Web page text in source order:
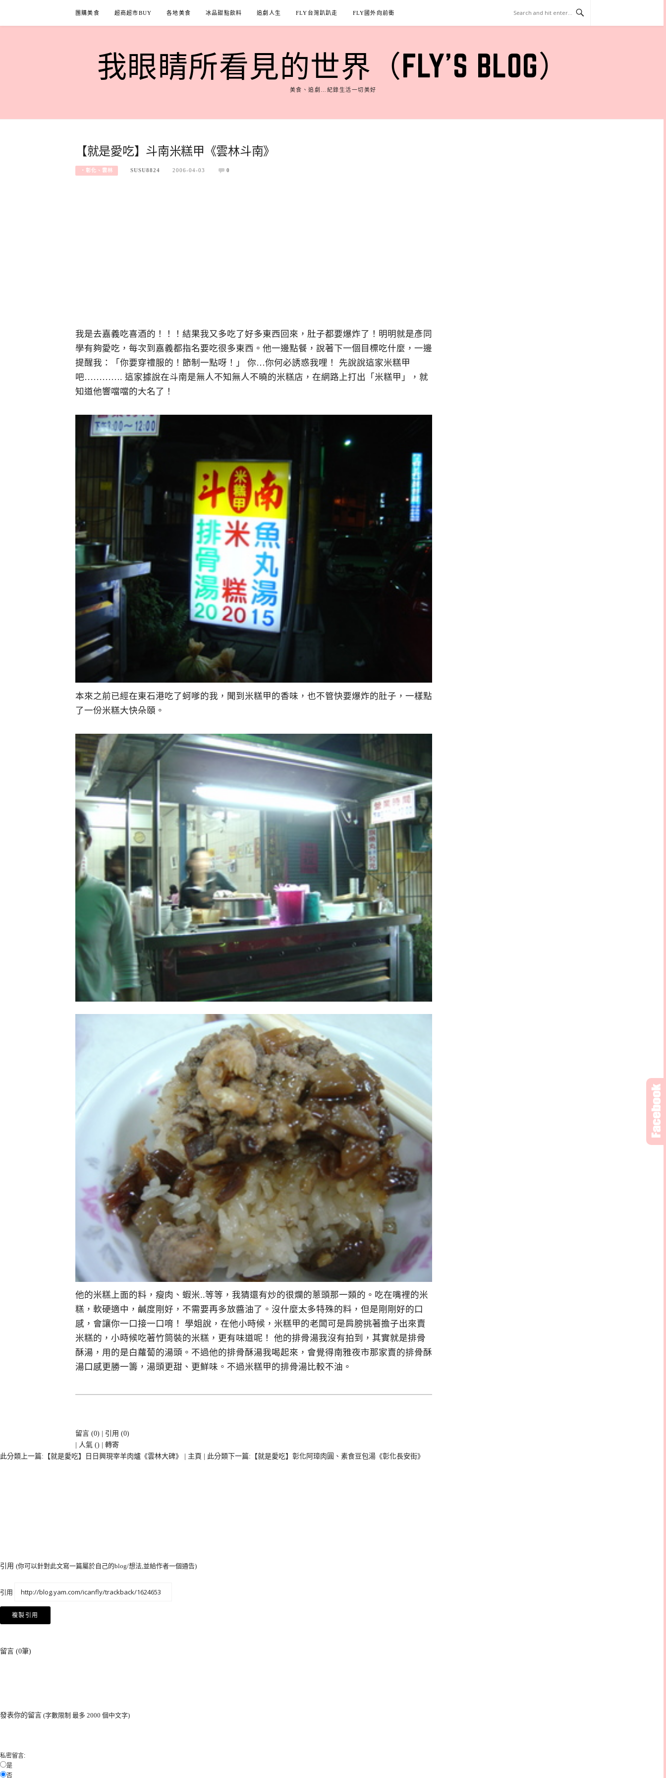
content
團購美食 超商超市BUY 各地美食 冰品甜點飲料 追劇人生 FLY台灣趴趴走 FLY國外向前衝
我眼睛所看見的世界（FLY'S BLOG）
美食、追劇…紀錄生活一切美好
【就是愛吃】斗南米糕甲《雲林斗南》
‧彰化、雲林 SUSU8824 2006-04-03 0
我是去嘉義吃喜酒的！！！結果我又多吃了好多東西回來，肚子都要爆炸了！明明就是彥同
學有夠愛吃，每次到嘉義都指名要吃很多東西。他一邊點餐，說著下一個目標吃什麼，一邊
提醒我：「你要穿禮服的！節制一點呀！」 你…你何必誘惑我哩！ 先說說這家米糕甲
吧…………. 這家據說在斗南是無人不知無人不曉的米糕店，在網路上打出「米糕甲」，就
知道他響噹噹的大名了！
本來之前已經在東石港吃了蚵嗲的我，聞到米糕甲的香味，也不管快要爆炸的肚子，一樣點
了一份米糕大快朵頤。
他的米糕上面的料，瘦肉、蝦米..等等，我猜還有炒的很爛的蔥頭那一類的。吃在嘴裡的米
糕，軟硬適中，鹹度剛好，不需要再多放醬油了。沒什麼太多特殊的料，但是剛剛好的口
感，會讓你一口接一口唷！ 學姐說，在他小時候，米糕甲的老闆可是肩膀挑著擔子出來賣
米糕的，小時候吃著竹筒裝的米糕，更有味道呢！ 他的排骨湯我沒有拍到，其實就是排骨
酥湯，用的是白蘿蔔的湯頭。不過他的排骨酥湯我喝起來，會覺得南雅夜市那家賣的排骨酥
湯口感更勝一籌，湯頭更甜、更鮮味。不過米糕甲的排骨湯比較不油。
留言 (0) 引用 (0)
| 人氣 () | 轉寄
此分類上一篇:【就是愛吃】日日興現宰羊肉爐《雲林大碑》
主頁 此分類下一篇:【就是愛吃】彰化阿璋肉圓、素食豆包湯《彰化長安街》
引用 (你可以針對此文寫一篇屬於自己的blog/想法,並給作者一個通告)
引用
留言 (0筆)
發表你的留言 (字數限制 最多 2000 個中文字)
私密留言:
是
否